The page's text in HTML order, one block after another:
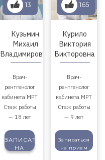
13
Кузьмин
Михаил
Владимирович
Врач-
рентгенолог
кабинета МРТ
Стаж работы
— 18 лет
ЗАПИСАТЬСЯ
НА
ПРИЕМ
165
Курило
Виктория
Викторовна
Врач-
рентгенолог
кабинета МРТ
Стаж работы
— 9 лет
Записаться
на прием